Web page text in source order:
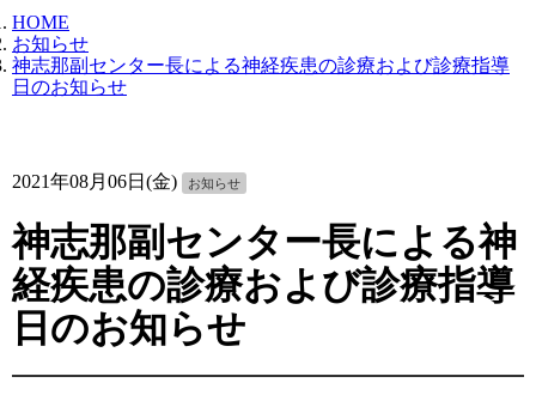
HOME
お知らせ
神志那副センター長による神経疾患の診療および診療指導
日のお知らせ
2021年08月06日(金) お知らせ
神志那副センター長による神
経疾患の診療および診療指導
日のお知らせ